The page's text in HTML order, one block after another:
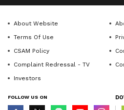
About Website
Terms Of Use
CSAM Policy
Complaint Redressal - TV
Investors
FOLLOW US ON